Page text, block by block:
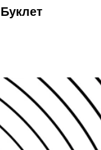
Буклет